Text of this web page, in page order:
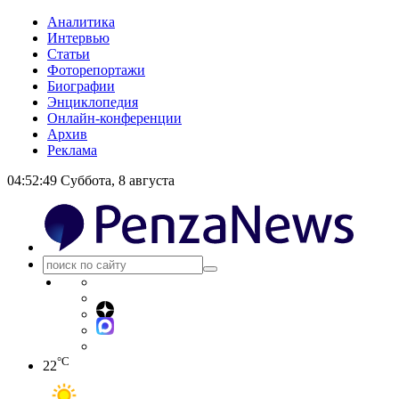
Аналитика
Интервью
Статьи
Фоторепортажи
Биографии
Энциклопедия
Онлайн-конференции
Архив
Реклама
04:52:49 Суббота, 8 августа
22°C